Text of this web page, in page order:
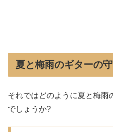
夏と梅雨のギターの
それではどのように夏と梅雨
でしょうか?